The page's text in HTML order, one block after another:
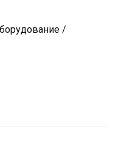
/